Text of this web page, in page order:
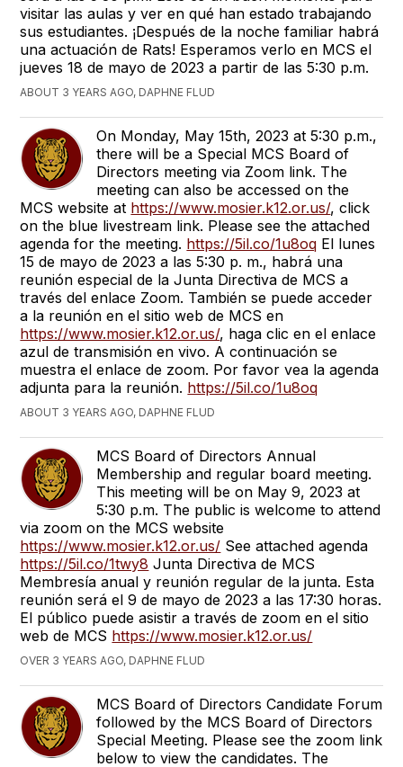
visitar las aulas y ver en qué han estado trabajando
sus estudiantes. ¡Después de la noche familiar habrá
una actuación de Rats! Esperamos verlo en MCS el
jueves 18 de mayo de 2023 a partir de las 5:30 p.m.
ABOUT 3 YEARS AGO, DAPHNE FLUD
On Monday, May 15th, 2023 at 5:30 p.m.,
there will be a Special MCS Board of
Directors meeting via Zoom link. The
meeting can also be accessed on the
MCS website at https://www.mosier.k12.or.us/, click
on the blue livestream link. Please see the attached
agenda for the meeting. https://5il.co/1u8oq El lunes
15 de mayo de 2023 a las 5:30 p. m., habrá una
reunión especial de la Junta Directiva de MCS a
través del enlace Zoom. También se puede acceder
a la reunión en el sitio web de MCS en
https://www.mosier.k12.or.us/, haga clic en el enlace
azul de transmisión en vivo. A continuación se
muestra el enlace de zoom. Por favor vea la agenda
adjunta para la reunión. https://5il.co/1u8oq
ABOUT 3 YEARS AGO, DAPHNE FLUD
MCS Board of Directors Annual
Membership and regular board meeting.
This meeting will be on May 9, 2023 at
5:30 p.m. The public is welcome to attend
via zoom on the MCS website
https://www.mosier.k12.or.us/ See attached agenda
https://5il.co/1twy8 Junta Directiva de MCS
Membresía anual y reunión regular de la junta. Esta
reunión será el 9 de mayo de 2023 a las 17:30 horas.
El público puede asistir a través de zoom en el sitio
web de MCS https://www.mosier.k12.or.us/
OVER 3 YEARS AGO, DAPHNE FLUD
MCS Board of Directors Candidate Forum
followed by the MCS Board of Directors
Special Meeting. Please see the zoom link
below to view the candidates. The